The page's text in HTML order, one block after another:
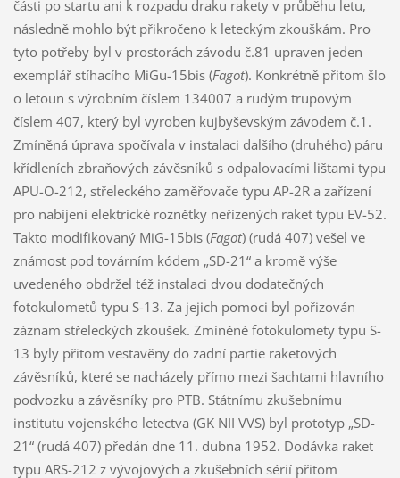
části po startu ani k rozpadu draku rakety v průběhu letu,
následně mohlo být přikročeno k leteckým zkouškám. Pro
tyto potřeby byl v prostorách závodu č.81 upraven jeden
exemplář stíhacího MiGu-15bis (Fagot). Konkrétně přitom šlo
o letoun s výrobním číslem 134007 a rudým trupovým
číslem 407, který byl vyroben kujbyševským závodem č.1.
Zmíněná úprava spočívala v instalaci dalšího (druhého) páru
křídleních zbraňových závěsníků s odpalovacími lištami typu
APU-O-212, střeleckého zaměřovače typu AP-2R a zařízení
pro nabíjení elektrické roznětky neřízených raket typu EV-52.
Takto modifikovaný MiG-15bis (Fagot) (rudá 407) vešel ve
známost pod továrním kódem „SD-21“ a kromě výše
uvedeného obdržel též instalaci dvou dodatečných
fotokulometů typu S-13. Za jejich pomoci byl pořizován
záznam střeleckých zkoušek. Zmíněné fotokulomety typu S-
13 byly přitom vestavěny do zadní partie raketových
závěsníků, které se nacházely přímo mezi šachtami hlavního
podvozku a závěsníky pro PTB. Státnímu zkušebnímu
institutu vojenského letectva (GK NII VVS) byl prototyp „SD-
21“ (rudá 407) předán dne 11. dubna 1952. Dodávka raket
typu ARS-212 z vývojových a zkušebních sérií přitom